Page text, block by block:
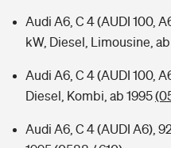
Audi A6, C 4 (AUDI 100,
kW, Diesel, Limousine, ab
Audi A6, C 4 (AUDI 100,
Diesel, Kombi, ab 1995
Audi A6, C 4 (AUDI A6),